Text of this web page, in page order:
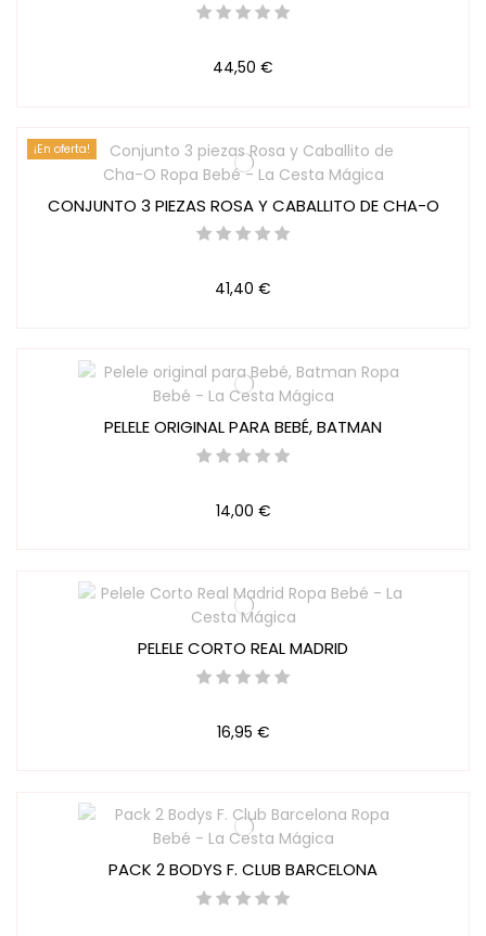
44,50 €
¡En oferta!
CONJUNTO 3 PIEZAS ROSA Y CABALLITO DE CHA-O
41,40 €
PELELE ORIGINAL PARA BEBÉ, BATMAN
14,00 €
PELELE CORTO REAL MADRID
16,95 €
PACK 2 BODYS F. CLUB BARCELONA